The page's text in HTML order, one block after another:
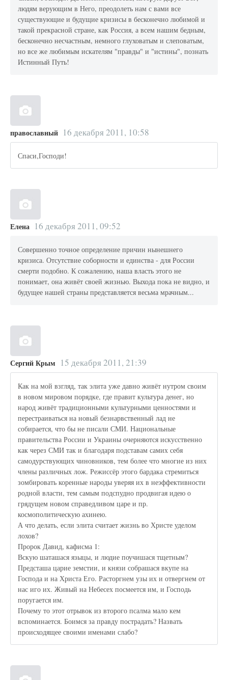
людям верующим в Него, преодолеть нам с вами все
существующие и будущие кризисы в бесконечно любимой и
такой прекрасной стране, как Россия, а всем нашим бедным,
бесконечно несчастным, немного глуховатым и слеповатым,
но все же любимым искателям "правды" и "истины", познать
Истинный Путь!
православный 16 декабря 2011, 10:58
Спаси,Господи!
Елена 16 декабря 2011, 09:52
Совершенно точное определение причин нынешнего
кризиса. Отсутствие соборности и единства - для России
смерти подобно. К сожалению, наша власть этого не
понимает, она живёт своей жизнью. Выхода пока не видно, и
будущее нашей страны представляется весьма мрачным...
Сергий Крым 15 декабря 2011, 21:39
Как на мой взгляд, так элита уже давно живёт нутром своим
в новом мировом порядке, где правит культура денег, но
народ живёт традиционными культурными ценностями и
перестраиваться на новый безнарвственный лад не
собирается, что бы не писали СМИ. Национальные
правительства России и Украины очерняются искусственно
как через СМИ так и благодаря подставам самих себя
самодурствующих чиновников, тем более что многие из них
члены различных лож. Режиссёр этого бардака стремиться
зомбировать коренные народы уверяя их в неэффективности
родной власти, тем самым подспудно продвигая идею о
грядущем новом справедливом царе и пр.
космополитическую ахинею.
А что делать, если элита считает жизнь во Христе уделом
лохов?
Пророк Давид, кафисма 1:
Вскую шаташася языцы, и людие поучишася тщетным?
Предсташа царие земстии, и князи собрашася вкупе на
Господа и на Христа Его. Расторгнем узы их и отвергнем от
нас иго их. Живый на Небесех посмеется им, и Господь
поругается им.
Почему то этот отрывок из второго псалма мало кем
вспоминается. Боимся за правду пострадать? Назвать
происходящее своими именами слабо?